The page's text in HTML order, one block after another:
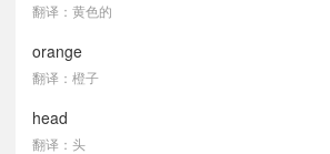
翻译：黄色的
orange
翻译：橙子
head
翻译：头